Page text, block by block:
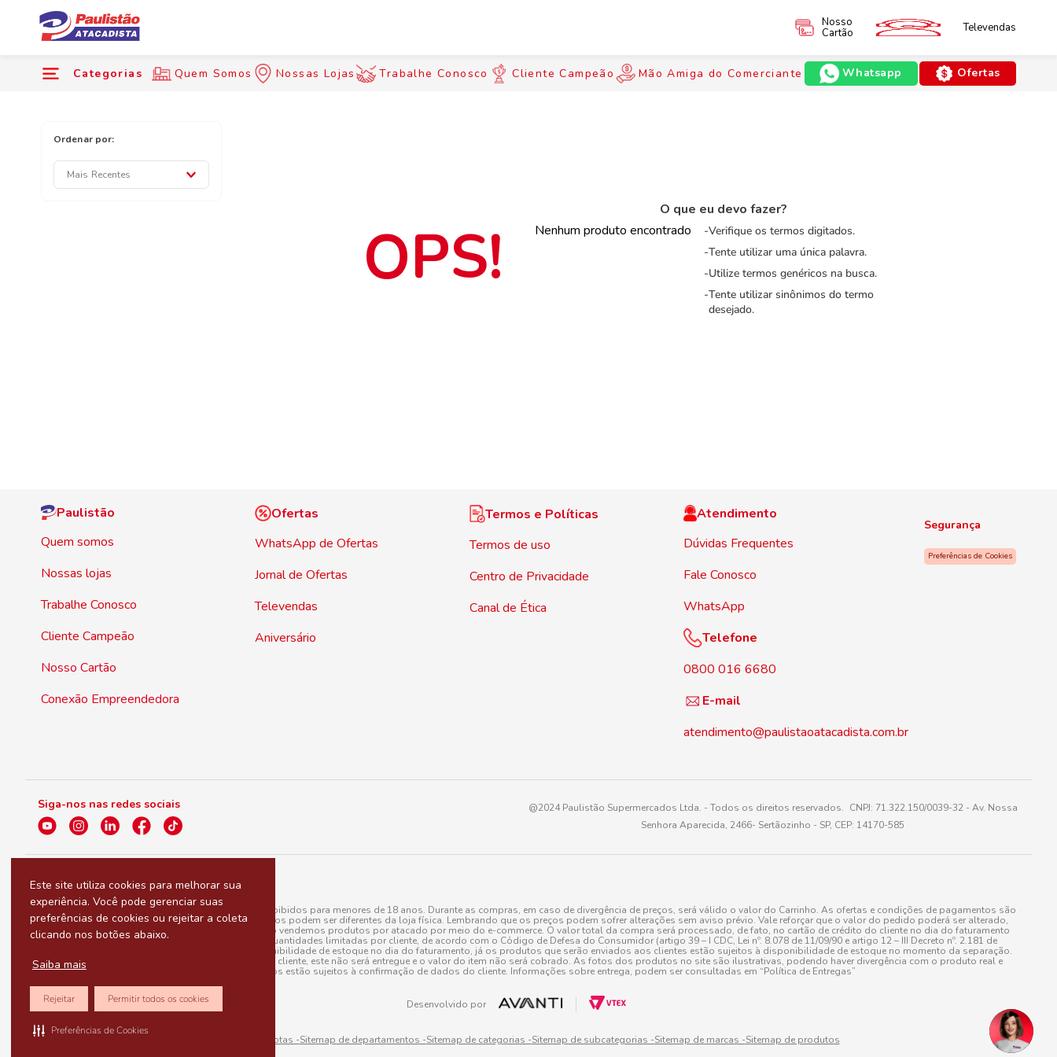
Este site utiliza cookies para melhorar sua
experiência. Você pode gerenciar suas
preferências de cookies ou rejeitar a coleta
clicando nos botões abaixo.
Saiba mais
Rejeitar Permitir todos os cookies
Preferências de Cookies
Nosso
Cartão Televendas
Categorias Quem Somos Nossas Lojas Trabalhe Conosco Cliente Campeão Mão Amiga do Comerciante Whatsapp Ofertas
Mais Recentes
Nenhum produto encontrado
O que eu devo fazer?
Verifique os termos digitados.
Tente utilizar uma única palavra.
Utilize termos genéricos na busca.
Tente utilizar sinônimos do termo
desejado.
Paulistão
Quem somos
Nossas lojas
Trabalhe Conosco
Cliente Campeão
Nosso Cartão
Conexão Empreendedora
Ofertas
WhatsApp de Ofertas
Jornal de Ofertas
Televendas
Aniversário
Termos e Políticas
Termos de uso
Centro de Privacidade
Canal de Ética
Atendimento
Dúvidas Frequentes
Fale Conosco
WhatsApp
Telefone
0800 016 6680
E-mail
atendimento@paulistaoatacadista.com.br
Segurança
Preferências de Cookies
Siga-nos nas redes sociais
@2024 Paulistão Supermercados Ltda. - Todos os direitos reservados. CNPJ: 71.322.150/0039-32 - Av. Nossa
Senhora Aparecida, 2466- Sertãozinho - SP, CEP: 14170-585
A venda e o consumo de bebidas alcoólicas são proibidos para menores de 18 anos. Durante as compras, em caso de divergência de preços, será válido o valor do Carrinho. As ofertas e condições de pagamentos são
válidas para a loja eletrônica, sendo que seus preços podem ser diferentes da loja física. Lembrando que os preços podem sofrer alterações sem aviso prévio. Vale reforçar que o valor do pedido poderá ser alterado,
para menos, por conta de produtos variáveis; e não vendemos produtos por atacado por meio do e-commerce. O valor total da compra será processado, de fato, no cartão de crédito do cliente no dia do faturamento
do pedido. Produtos em promoção possuem quantidades limitadas por cliente, de acordo com o Código de Defesa do Consumidor (artigo 39 – I CDC, Lei nº. 8.078 de 11/09/90 e artigo 12 – III Decreto nº. 2.181 de
20/03/97). A venda está diretamente ligada à disponibilidade de estoque no dia do faturamento, já os produtos que serão enviados aos clientes estão sujeitos à disponibilidade de estoque no momento da separação.
Caso algum produto venha a faltar no pedido do cliente, este não será entregue e o valor do item não será cobrado. As fotos dos produtos no site são ilustrativas, podendo haver divergência com o produto real e
todos os pedidos estão sujeitos à confirmação de dados do cliente. Informações sobre entrega, podem ser consultadas em “Política de Entregas”
Desenvolvido por
Sitemap de rotas -Sitemap de departamentos -Sitemap de categorias -Sitemap de subcategorias -Sitemap de marcas -Sitemap de produtos